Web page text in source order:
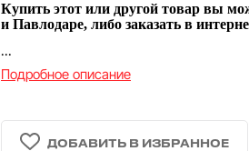
Купить этот или другой товар вы
и Павлодаре, либо заказать в
...
Подробное описание